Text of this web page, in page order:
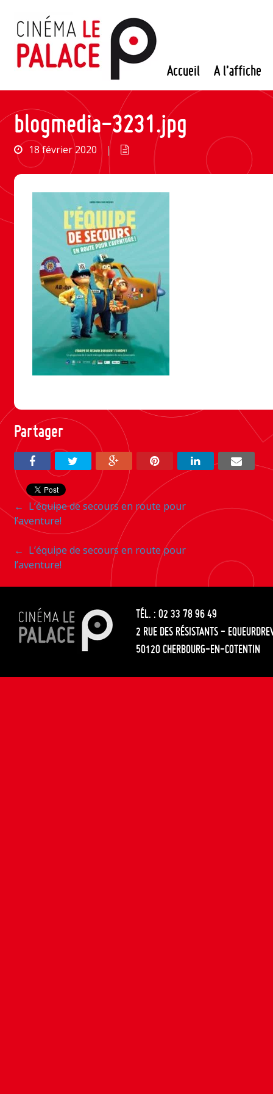
contenu
Accueil A l’affiche
blogmedia-3231.jpg
18 février 2020 |
Partager
Navigation
entre
les
articles
← L’équipe de secours en route pour
l’aventure!
Navigation
entre
les
articles
← L’équipe de secours en route pour
l’aventure!
TÉL. : 02 33 78 96 49
2 RUE DES RÉSISTANTS -
50120 CHERBOURG-EN-COTENTIN